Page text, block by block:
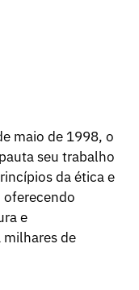
maio de 1998, o
seu trabalho
da ética e
e
de